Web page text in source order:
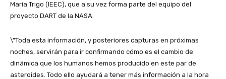
Maria Trigo (IEEC), que a su vez forma parte del equipo del
proyecto DART de la NASA.
\"Toda esta información, y posteriores capturas en próximas
noches, servirán para ir confirmando cómo es el cambio de
dinámica que los humanos hemos producido en este par de
asteroides. Todo ello ayudará a tener más información a la hora